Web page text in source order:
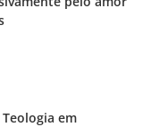
Teologia em